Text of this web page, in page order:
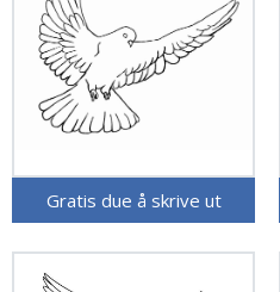
Gratis due å skrive ut